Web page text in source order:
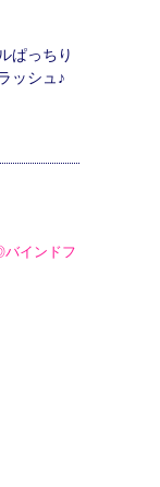
ぱっちり
ッシュ♪
インドフ